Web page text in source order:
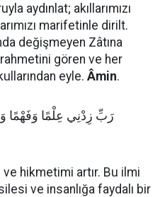
aydınlat; akıllarımızı
marifetinle dirilt.
değişmeyen Zâtına
gören ve her
eyle. Âmin.
رَبِّ زِدْنِي عِلْمًا وَفَهْمًا
ve hikmetimi artır. Bu ilmi
ve insanlığa faydalı bir